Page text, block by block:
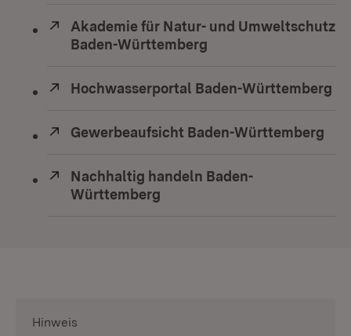
Extern:
Akademie für Natur- und Umweltschutz
Baden-Württemberg
Extern:
Hochwasserportal Baden-Württemberg
Extern:
Gewerbeaufsicht Baden-Württemberg
Extern:
Nachhaltig handeln Baden-
Württemberg
Hinweis